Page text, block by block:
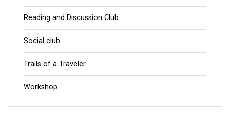
Reading and Discussion Club
Social club
Trails of a Traveler
Workshop